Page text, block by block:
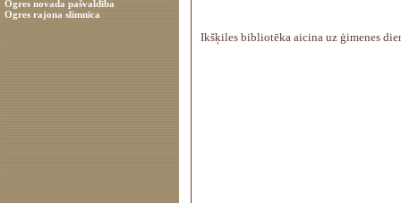
Ogres novada pašvaldība
Ogres rajona slimnīca
Ikšķiles bibliotēka aicina uz ģimenes